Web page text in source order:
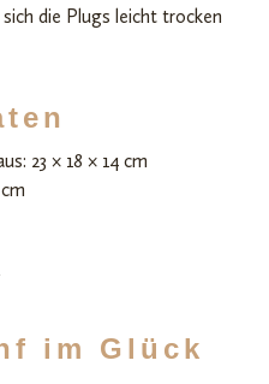
die Plugs leicht trocken
23 × 18 × 14 cm
im Glück